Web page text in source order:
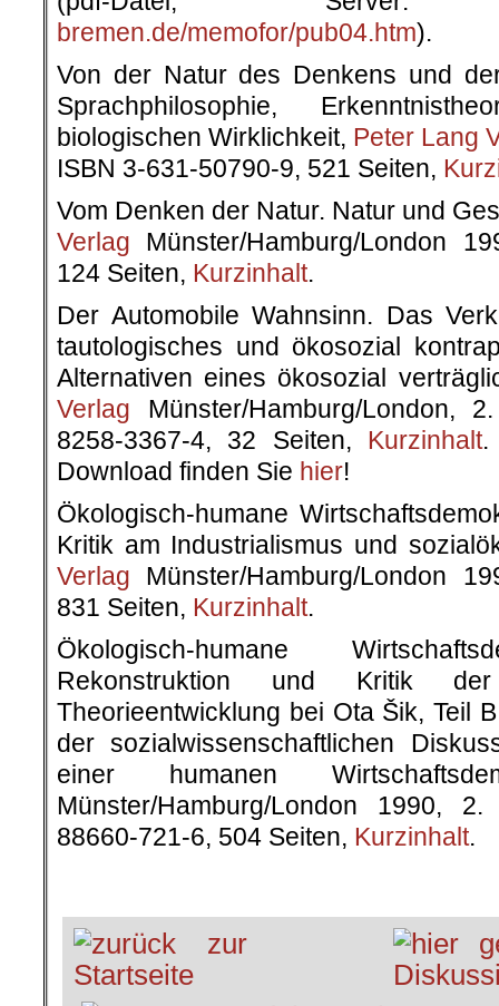
bremen.de/memofor/pub04.htm).
Von der Natur des Denkens und
Sprachphilosophie,
biologischen Wirklichkeit, Peter Lang
ISBN 3-631-50790-9, 521 Seiten,
Vom Denken der Natur. Natur und
Verlag Münster/Hamburg/London
124 Seiten, Kurzinhalt.
Der Automobile Wahnsinn. Das
tautologisches und ökosozial
Alternativen eines ökosozial
Verlag Münster/Hamburg/London,
8258-3367-4, 32 Seiten, Kurzinhalt.
Download finden Sie hier!
Ökologisch-humane
Kritik am Industrialismus und
Verlag Münster/Hamburg/London
831 Seiten, Kurzinhalt.
Ökologisch-humane
Rekonstruktion und Kritik der
Theorieentwicklung bei Ota Šik, Teil
der sozialwissenschaftlichen
einer humanen
Münster/Hamburg/London 1990,
88660-721-6, 504 Seiten, Kurzinhalt.